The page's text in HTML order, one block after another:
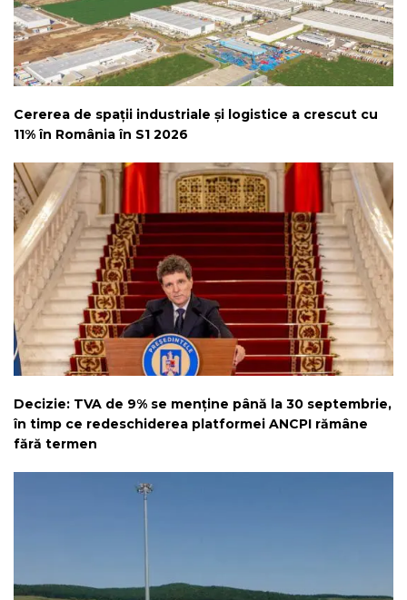
Cererea de spații industriale și logistice a crescut cu
11% în România în S1 2026
Decizie: TVA de 9% se menține până la 30 septembrie,
în timp ce redeschiderea platformei ANCPI rămâne
fără termen